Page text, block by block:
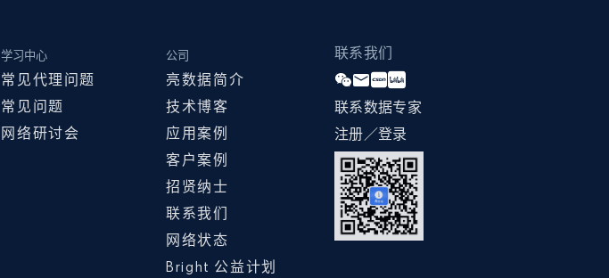
学习中心
常见代理问题
常见问题
网络研讨会
公司
亮数据简介
技术博客
应用案例
客户案例
招贤纳士
联系我们
网络状态
Bright 公益计划
联系我们
联系数据专家
注册／登录